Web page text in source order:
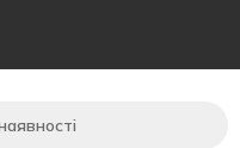
zakaz.ua захищені.